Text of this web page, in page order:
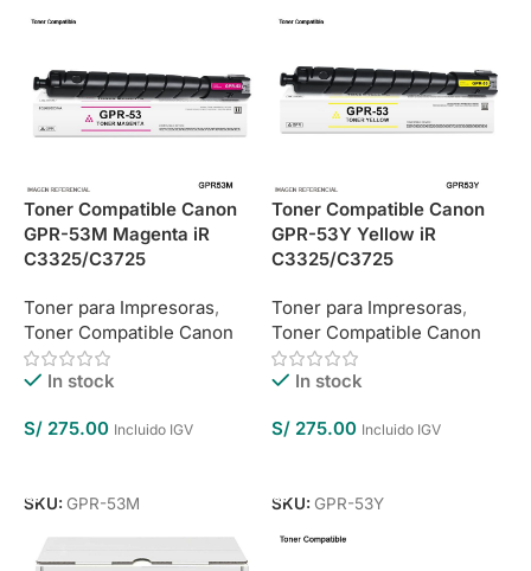
Toner Compatible Canon
GPR-53M Magenta iR
C3325/C3725
Toner para Impresoras,
Toner Compatible Canon
In stock
S/ 275.00 Incluido IGV
SKU: GPR-53M
Toner Compatible Canon
GPR-53Y Yellow iR
C3325/C3725
Toner para Impresoras,
Toner Compatible Canon
In stock
S/ 275.00 Incluido IGV
SKU: GPR-53Y